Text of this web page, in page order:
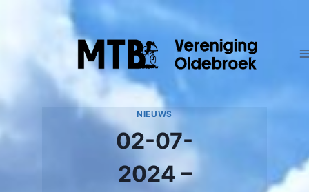
NIEUWS
02-07-
2024 –